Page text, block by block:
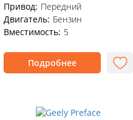
Привод: Передний
Двигатель: Бензин
Вместимость: 5
Подробнее